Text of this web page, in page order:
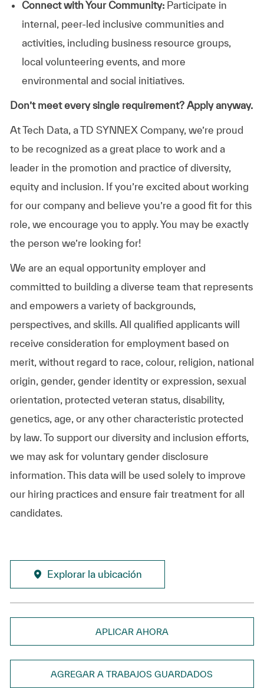
Connect with Your Community:Participate in
internal, peer-led inclusive communities and
activities, including business resource groups,
local volunteering events, and more
environmental and social initiatives.
Don’t meet every single requirement? Apply anyway.
At Tech Data, a TD SYNNEX Company, we’re proud
to be recognized as a great place to work and a
leader in the promotion and practice of diversity,
equity and inclusion. If you’re excited about working
for our company and believe you’re a good fit for this
role, we encourage you to apply. You may be exactly
the person we’re looking for!
We are an equal opportunity employer and
committed to building a diverse team that represents
and empowers a variety of backgrounds,
perspectives, and skills. All qualified applicants will
receive consideration for employment based on
merit, without regard to race, colour, religion, national
origin, gender, gender identity or expression, sexual
orientation, protected veteran status, disability,
genetics, age, or any other characteristic protected
by law. To support our diversity and inclusion efforts,
we may ask for voluntary gender disclosure
information. This data will be used solely to improve
our hiring practices and ensure fair treatment for all
candidates.
Explorar la ubicación
APLICAR AHORA
AGREGAR A TRABAJOS GUARDADOS